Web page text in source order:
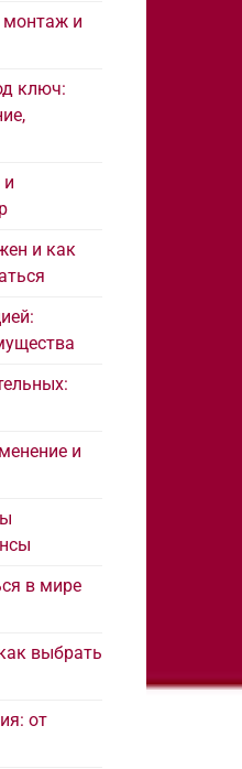
и
ключ:
и как
и
в мире
выбрать
от